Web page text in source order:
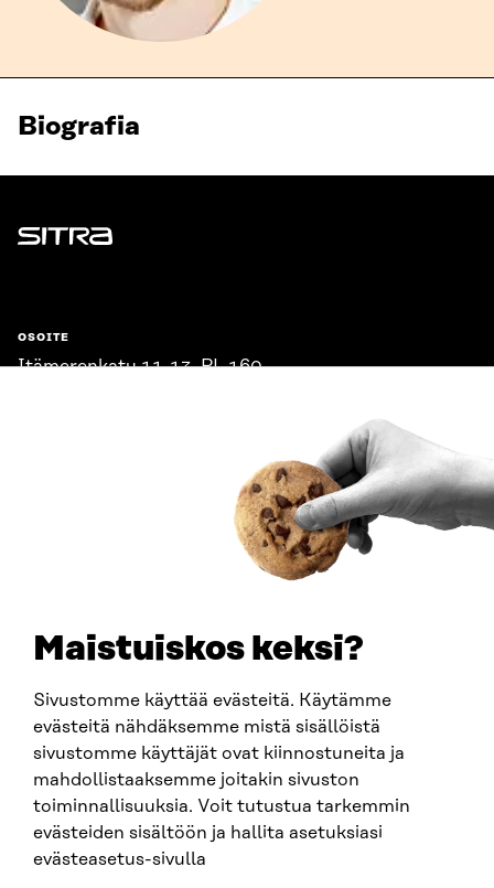
Maistuiskos keksi?
Sivustomme käyttää evästeitä. Käytämme
evästeitä nähdäksemme mistä sisällöistä
sivustomme käyttäjät ovat kiinnostuneita ja
mahdollistaaksemme joitakin sivuston
toiminnallisuuksia. Voit tutustua tarkemmin
evästeiden sisältöön ja hallita asetuksiasi
evästeasetus-sivulla
Biografia
Sitra
OSOITE
Itämerenkatu 11-13, PL 160,
SITRA SOSIAALISESSA MEDIASSA
LinkedIn
Instagram
YouTube